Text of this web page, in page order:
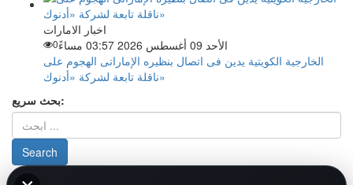
اخبار الامارات
الأحد 09 أغسطس 2026 03:57 مساءً
0
الخارجية الكويتية يدين فى اتصال بنظيره الإماراتى الهجوم على
ناقلة تابعة لشركة «أدنوك»
بحث سريع:
من نحن